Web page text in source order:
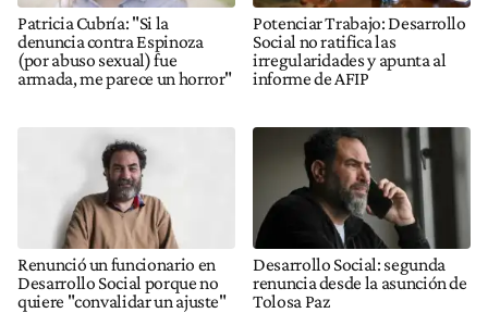
Patricia Cubría: "Si la
denuncia contra Espinoza
(por abuso sexual) fue
armada, me parece un horror"
Potenciar Trabajo: Desarrollo
Social no ratifica las
irregularidades y apunta al
informe de AFIP
Renunció un funcionario en
Desarrollo Social porque no
quiere "convalidar un ajuste"
Desarrollo Social: segunda
renuncia desde la asunción de
Tolosa Paz